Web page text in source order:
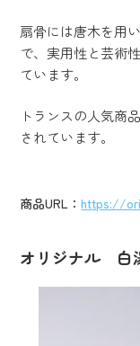
扇骨には唐木を用
で、実用性と芸術
ています。
トランスの人気商
されています。
商品URL：https://
オリジナル 白